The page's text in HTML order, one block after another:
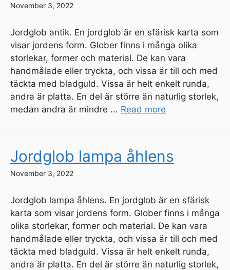
November 3, 2022
Jordglob antik. En jordglob är en sfärisk karta som
visar jordens form. Glober finns i många olika
storlekar, former och material. De kan vara
handmålade eller tryckta, och vissa är till och med
täckta med bladguld. Vissa är helt enkelt runda,
andra är platta. En del är större än naturlig storlek,
medan andra är mindre ... Read more
Jordglob lampa åhlens
November 3, 2022
Jordglob lampa åhlens. En jordglob är en sfärisk
karta som visar jordens form. Glober finns i många
olika storlekar, former och material. De kan vara
handmålade eller tryckta, och vissa är till och med
täckta med bladguld. Vissa är helt enkelt runda,
andra är platta. En del är större än naturlig storlek,